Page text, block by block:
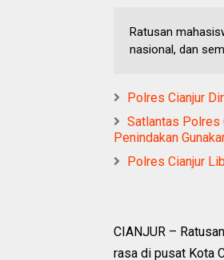
Ratusan
nasional, dan
Polres Cianjur
Satlantas Polres
Penindakan
Polres Cianjur
CIANJUR –
rasa di pusat Kota